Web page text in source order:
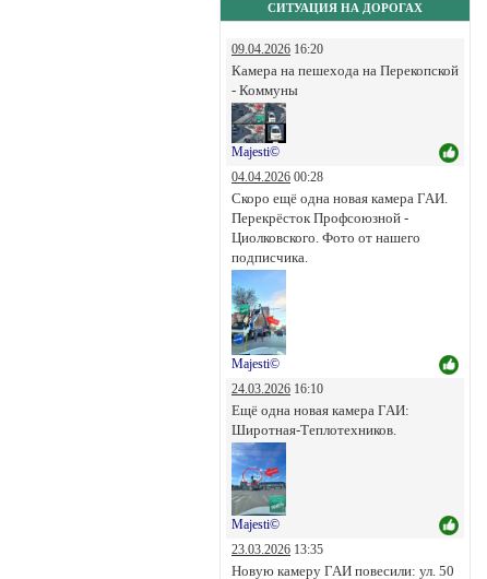
СИТУАЦИЯ НА ДОРОГАХ
09.04.2026 16:20
Камера на пешехода на Перекопской
- Коммуны
Majesti©
04.04.2026 00:28
Скоро ещё одна новая камера ГАИ.
Перекрёсток Профсоюзной -
Циолковского. Фото от нашего
подписчика.
Majesti©
24.03.2026 16:10
Ещё одна новая камера ГАИ:
Широтная-Теплотехников.
Majesti©
23.03.2026 13:35
Новую камеру ГАИ повесили: ул. 50